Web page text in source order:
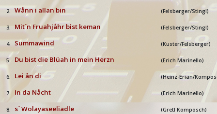
2. Wånn i allan bin (Felsberger/Stingl)
3. Mit´n Fruahjåhr bist keman (Felsberger/Stingl)
4. Summawind (Kuster/Felsberger)
5. Du bist die Blüah in mein Herzn (Erich Marinello)
6. Lei ån di (Heinz-Erian/
7. In da Nåcht (Erich Marinello)
8. s´ Wolayaseeliadle (Gretl Komposch)